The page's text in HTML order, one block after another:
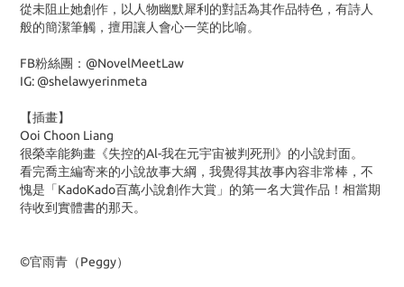
從未阻止她創作，以人物幽默犀利的對話為其作品特色，有詩人
般的簡潔筆觸，擅用讓人會心一笑的比喻。
FB粉絲團：@NovelMeetLaw
IG: @shelawyerinmeta
【插畫】
Ooi Choon Liang
很榮幸能夠畫《失控的Al-我在元宇宙被判死刑》的小說封面。
看完喬主編寄来的小說故事大綱，我覺得其故事內容非常棒，不
愧是「KadoKado百萬小說創作大賞」的第一名大賞作品！相當期
待收到實體書的那天。
©官雨青（Peggy）